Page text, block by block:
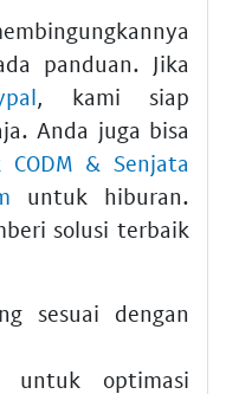
panduan. Jika
, kami siap
Anda juga bisa
& Senjata
untuk hiburan.
solusi terbaik
sesuai dengan
optimasi